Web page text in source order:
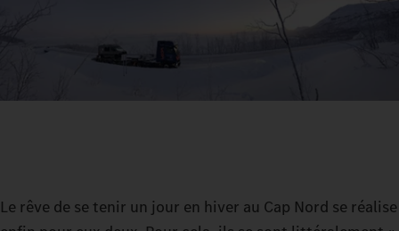
Le rêve de se tenir un jour en hiver au Cap Nord se réalise